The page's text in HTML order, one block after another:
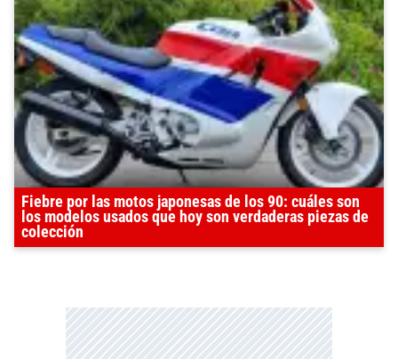
Fiebre por las motos japonesas de los 90: cuáles son
los modelos usados que hoy son verdaderas piezas de
colección